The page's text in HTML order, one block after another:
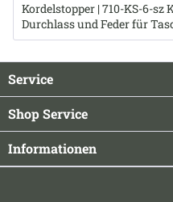
Kordelstopper | 710-KS-6-sz
Durchlass und Feder für
Service
Shop Service
Informationen